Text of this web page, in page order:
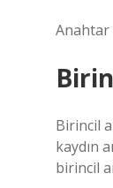
Anahtar
Birincil
kaydın
birincil